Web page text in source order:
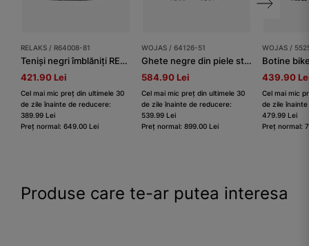
RELAKS / R64008-81
Teniși negri îmblăniți RELAKS dame
421.90 Lei
Cel mai mic preț din ultimele 30
de zile înainte de reducere:
389.99 Lei
Preț normal: 649.00 Lei
WOJAS / 64126-51
Ghete negre din piele stil motociclist
584.90 Lei
Cel mai mic preț din ultimele 30
de zile înainte de reducere:
539.99 Lei
Preț normal: 899.00 Lei
WOJAS /
439.90
Cel mai mic
de zile
479.99 Lei
Preț normal:
Produse care te-ar putea interesa